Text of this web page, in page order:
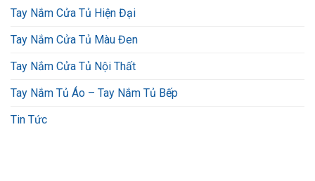
Tay Nắm Cửa Tủ Hiện Đại
Tay Nắm Cửa Tủ Màu Đen
Tay Nắm Cửa Tủ Nội Thất
Tay Nắm Tủ Áo – Tay Nắm Tủ Bếp
Tin Tức